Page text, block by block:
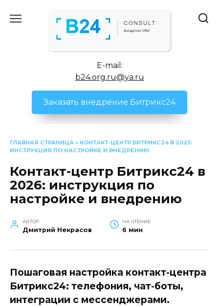
E-mail:
b24.org.ru@ya.ru
Заказать внедрение Битрикс24
ГЛАВНАЯ СТРАНИЦА » КОНТАКТ-ЦЕНТР БИТРИКС24 В 2025:
ИНСТРУКЦИЯ ПО НАСТРОЙКЕ И ВНЕДРЕНИЮ
Контакт-центр Битрикс24 в
2026: инструкция по
настройке и внедрению
АВТОР
Дмитрий Некрасов
НА ЧТЕНИЕ
6 мин
Пошаговая настройка контакт-центра
Битрикс24: телефония, чат-боты,
интеграции с мессенджерами.